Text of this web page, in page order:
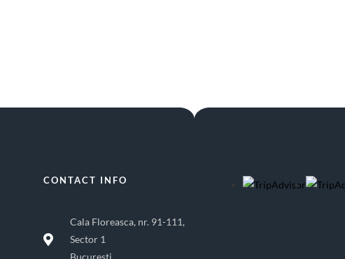
CONTACT INFO
Cala Floreasca, nr. 91-111,
Sector 1
Bucuresti